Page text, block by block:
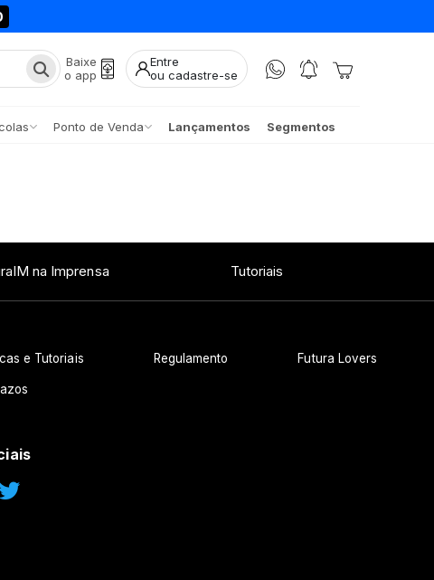
Baixe
o app
Entre
ou cadastre-se
Ponto de Venda Lançamentos Segmentos
na Imprensa Tutoriais
e Tutoriais Regulamento Futura Lovers